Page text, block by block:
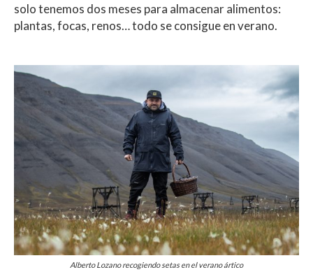
solo tenemos dos meses para almacenar alimentos:
plantas, focas, renos… todo se consigue en verano.
Alberto Lozano recogiendo setas en el verano ártico